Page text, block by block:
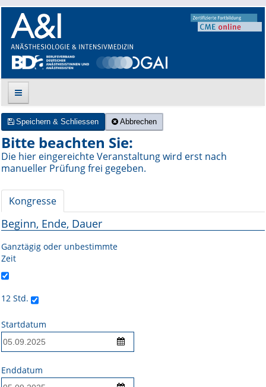
Suche
Aktuelle Ausgabe
Archiv
Mediadaten
Autoren-Service
Speichern & Schliessen Abbrechen
Bitte beachten Sie:
Die hier eingereichte Veranstaltung wird erst nach
manueller Prüfung frei gegeben.
Kongresse
Beginn, Ende, Dauer
Ganztägig oder unbestimmte
Zeit
12 Std.
Startdatum
Enddatum